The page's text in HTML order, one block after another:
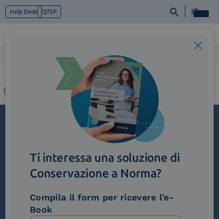
Help Desk QTSP IT
Cosa facciamo
3_FatturazioneInternazionale (1)
Iscriviti alla newsletter
Novità, iniziative ed eventi dal mondo della
trasformazione digitale.
Ti interessa una soluzione di
Conservazione a Norma?
Compila il form per ricevere l’e-
Book